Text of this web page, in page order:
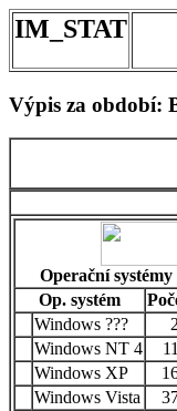
IM_STAT
Výpis za období:
Operační systémy
Op. systém
Windows ???
Windows NT 4
Windows XP
Windows Vista